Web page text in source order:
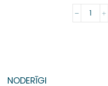
NODERĪGI